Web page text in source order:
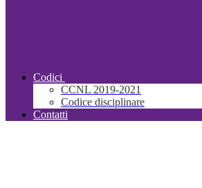
Codici
CCNL 2019-2021
Codice disciplinare
Contatti